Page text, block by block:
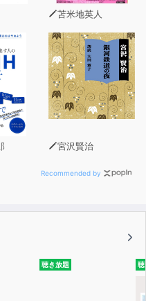
力
力
力
力v フィルターモデル
苫米地英人
宮沢賢治
Recommended by
聴き放題 聴